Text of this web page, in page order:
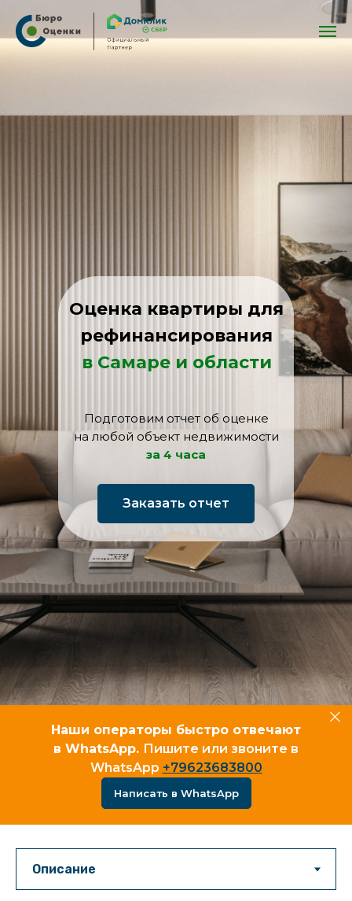
Оценка квартиры для
рефинансирования
в Самаре и области
Подготовим отчет об оценке
на любой объект недвижимости
за 4 часа
Заказать отчет
Наши операторы быстро отвечают
в WhatsApp. Пишите или звоните в
WhatsApp +79623683800
Написать в WhatsApp